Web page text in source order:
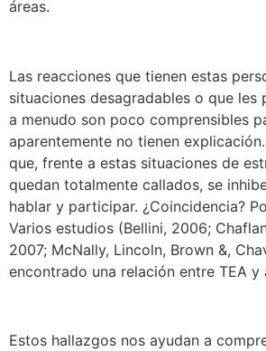
áreas.
Las reacciones que tienen estas
situaciones desagradables o que les
a menudo son poco comprensibles
aparentemente no tienen
que, frente a estas situaciones de
quedan totalmente callados, se
hablar y participar. ¿Coincidencia?
Varios estudios (Bellini, 2006;
2007; McNally, Lincoln, Brown &,
encontrado una relación entre TEA y
Estos hallazgos nos ayudan a